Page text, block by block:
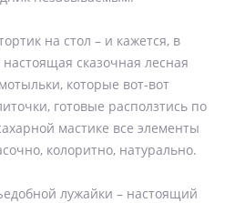
на стол – и кажется, в
сказочная лесная
которые вот-вот
готовые расползтись по
мастике все элементы
колоритно, натурально.
лужайки – настоящий